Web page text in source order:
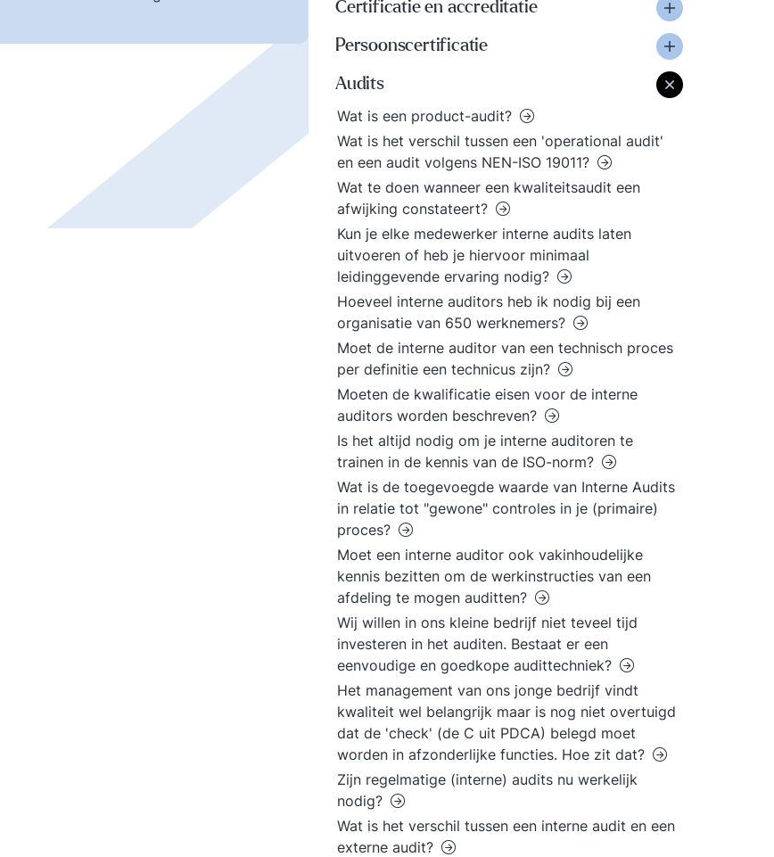
Certificatie en accreditatie
Persoonscertificatie
Audits
Wat is een product-audit?
Wat is het verschil tussen een 'operational audit'
en een audit volgens NEN-ISO 19011?
Wat te doen wanneer een kwaliteitsaudit een
afwijking constateert?
Kun je elke medewerker interne audits laten
uitvoeren of heb je hiervoor minimaal
leidinggevende ervaring nodig?
Hoeveel interne auditors heb ik nodig bij een
organisatie van 650 werknemers?
Moet de interne auditor van een technisch proces
per definitie een technicus zijn?
Moeten de kwalificatie eisen voor de interne
auditors worden beschreven?
Is het altijd nodig om je interne auditoren te
trainen in de kennis van de ISO-norm?
Wat is de toegevoegde waarde van Interne Audits
in relatie tot "gewone" controles in je (primaire)
proces?
Moet een interne auditor ook vakinhoudelijke
kennis bezitten om de werkinstructies van een
afdeling te mogen auditten?
Wij willen in ons kleine bedrijf niet teveel tijd
investeren in het auditen. Bestaat er een
eenvoudige en goedkope audittechniek?
Het management van ons jonge bedrijf vindt
kwaliteit wel belangrijk maar is nog niet overtuigd
dat de 'check' (de C uit PDCA) belegd moet
worden in afzonderlijke functies. Hoe zit dat?
Zijn regelmatige (interne) audits nu werkelijk
nodig?
Wat is het verschil tussen een interne audit en een
externe audit?